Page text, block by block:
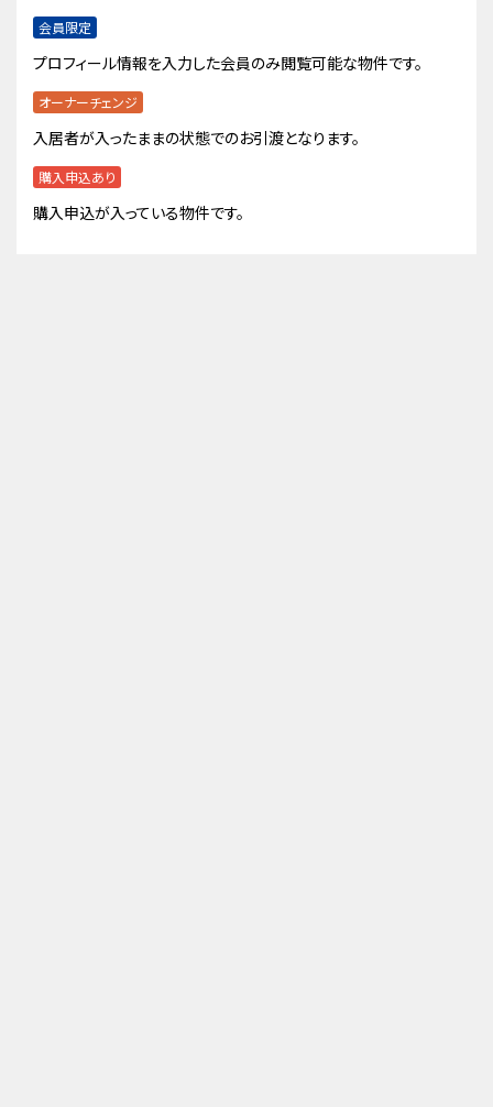
会員限定
プロフィール情報を入力した会員のみ閲覧可能な物件です。
オーナーチェンジ
入居者が入ったままの状態でのお引渡となります。
購入申込あり
購入申込が入っている物件です。